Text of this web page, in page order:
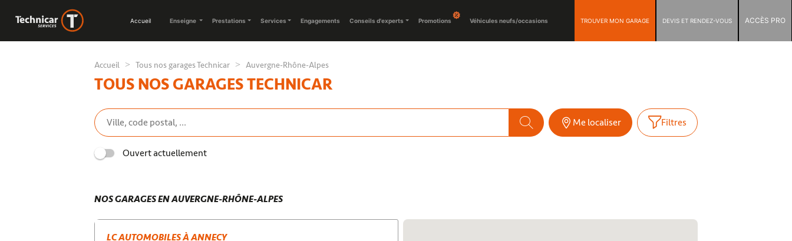
Accueil Enseigne Prestations Services Engagements Conseils d'experts Promotions Véhicules neufs/occasions TROUVER MON GARAGE DEVIS ET RENDEZ-VOUS ACCÈS PRO
Accueil Tous nos garages Technicar Auvergne-Rhône-Alpes
TOUS NOS GARAGES TECHNICAR
Me localiser Filtres
Ouvert actuellement
NOS GARAGES EN AUVERGNE-RHÔNE-ALPES
LC AUTOMOBILES À ANNECY